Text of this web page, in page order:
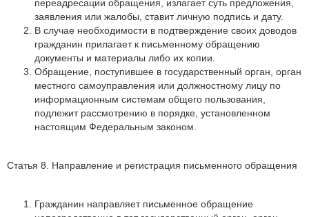
переадресации обращения, излагает суть предложения,
заявления или жалобы, ставит личную подпись и дату.
В случае необходимости в подтверждение своих доводов
гражданин прилагает к письменному обращению
документы и материалы либо их копии.
Обращение, поступившее в государственный орган, орган
местного самоуправления или должностному лицу по
информационным системам общего пользования,
подлежит рассмотрению в порядке, установленном
настоящим Федеральным законом.
Статья 8. Направление и регистрация письменного обращения
Гражданин направляет письменное обращение